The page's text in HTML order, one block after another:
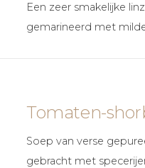
Een zeer smakelijke
gemarineerd met
Tomaten-
Soep van verse
gebracht met